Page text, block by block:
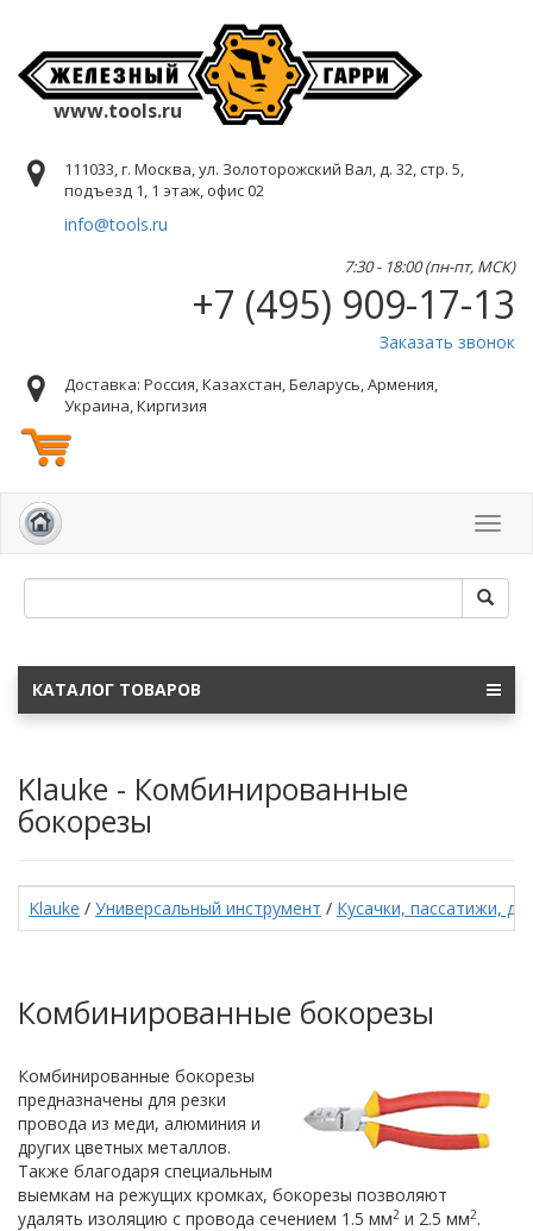
www.tools.ru
111033, г. Москва, ул. Золоторожский Вал, д. 32, стр. 5,
подъезд 1, 1 этаж, офис 02
info@tools.ru
7:30 - 18:00 (пн-пт, МСК)
+7 (495) 909-17-13
Заказать звонок
Доставка: Россия, Казахстан, Беларусь, Армения,
Украина, Киргизия
КАТАЛОГ ТОВАРОВ
Klauke - Комбинированные
бокорезы
Klauke / Универсальный инструмент / Кусачки, пассатижи,
Комбинированные бокорезы
Комбинированные бокорезы
предназначены для резки
провода из меди, алюминия и
других цветных металлов.
Также благодаря специальным
выемкам на режущих кромках, бокорезы позволяют
удалять изоляцию с провода сечением 1.5 мм2 и 2.5 мм2.